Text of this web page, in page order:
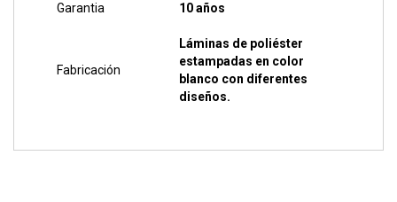
Garantia 10 años
Fabricación
Láminas de poliéster
estampadas en color
blanco con diferentes
diseños.